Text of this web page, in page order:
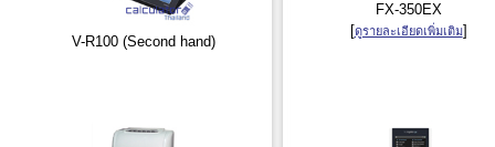
V-R100 (Second hand)
FX-350EX
[ดูรายละเอียดเพิ่มเติม]